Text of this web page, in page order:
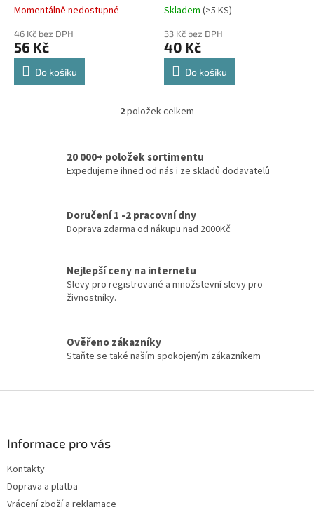
Momentálně nedostupné
46 Kč bez DPH
56 Kč
Do košíku
mm černý
Skladem (>5 KS)
33 Kč bez DPH
40 Kč
Do košíku
O
á
d
í
p
r
k
y
v
s
u
2položek celkem
20 000+ položek sortimentu
Expedujeme ihned od nás i ze skladů dodavatelů
Doručení 1 -2 pracovní dny
Doprava zdarma od nákupu nad 2000Kč
Nejlepší ceny na internetu
Slevy pro registrované a množstevní slevy pro
živnostníky.
Ověřeno zákazníky
Staňte se také naším spokojeným zákazníkem
Informace pro vás
Kontakty
Doprava a platba
Vrácení zboží a reklamace